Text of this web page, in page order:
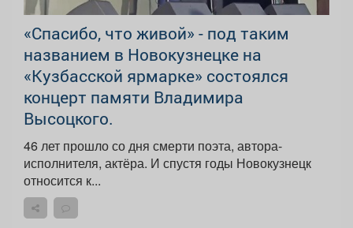
«Спасибо, что живой» - под таким
названием в Новокузнецке на
«Кузбасской ярмарке» состоялся
концерт памяти Владимира
Высоцкого.
46 лет прошло со дня смерти поэта, автора-
исполнителя, актёра. И спустя годы Новокузнецк
относится к...